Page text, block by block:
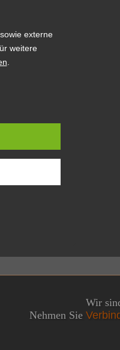
Wir
Nehmen Sie
externe
weitere